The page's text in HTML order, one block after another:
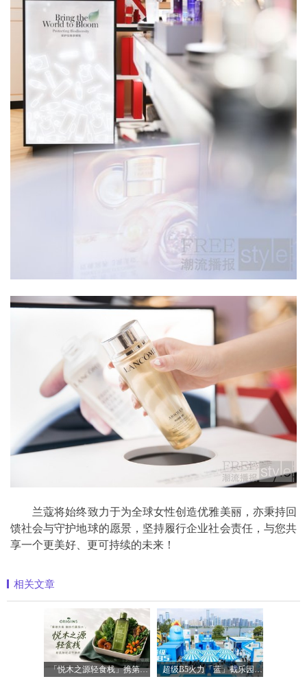
兰蔻将始终致力于为全球女性创造优雅美丽，亦秉持回
馈社会与守护地球的愿景，坚持履行企业社会责任，与您共
享一个更美好、更可持续的未来！
相关文章
「悦木之源轻食栈」携第四代菌菇水轻盈 超级B5火力「蓝」截乐园登陆长沙，理肤